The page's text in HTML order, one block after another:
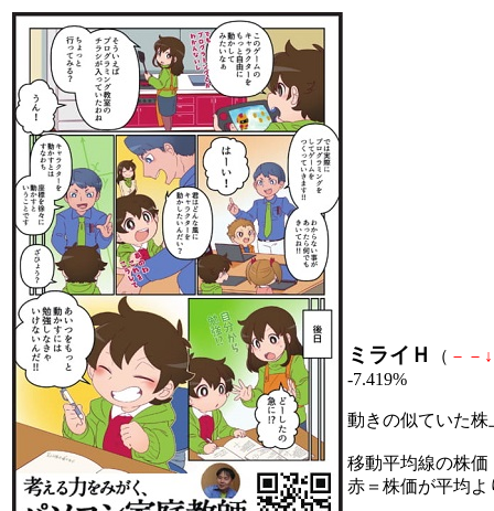
ミライＨ （ － － ↓
-7.419%
動きの似ていた
移動平均線の株価
赤＝株価が平均